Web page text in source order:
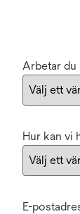
Arbetar du
Hur kan vi
E-